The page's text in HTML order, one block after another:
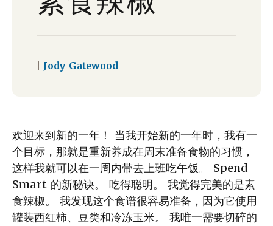
Jody Gatewood
欢迎来到新的一年！ 当我开始新的一年时，我有一
个目标，那就是重新养成在周末准备食物的习惯，
这样我就可以在一周内带去上班吃午饭。 Spend
Smart 的新秘诀。 吃得聪明。 我觉得完美的是素
食辣椒。 我发现这个食谱很容易准备，因为它使用
罐装西红柿、豆类和冷冻玉米。 我唯一需要切碎的